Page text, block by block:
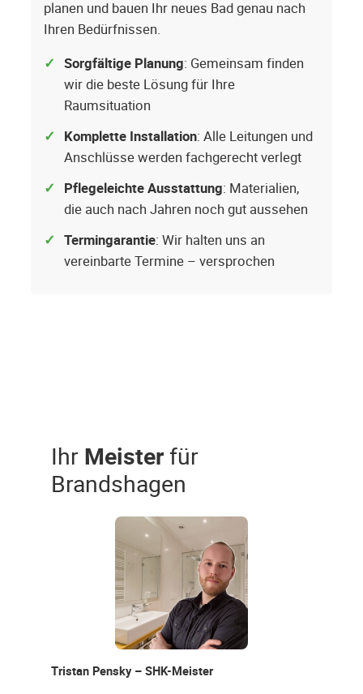
planen und bauen Ihr neues Bad genau nach
Ihren Bedürfnissen.
Sorgfältige Planung: Gemeinsam finden
wir die beste Lösung für Ihre
Raumsituation
Komplette Installation: Alle Leitungen und
Anschlüsse werden fachgerecht verlegt
Pflegeleichte Ausstattung: Materialien,
die auch nach Jahren noch gut aussehen
Termingarantie: Wir halten uns an
vereinbarte Termine – versprochen
Ihr Meisterfür
Brandshagen
Tristan Pensky – SHK-Meister